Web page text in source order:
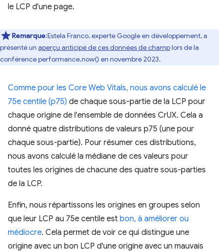
le LCP d'une page.
Remarque:Estela Franco, experte Google en développement, a
présenté un aperçu anticipé de ces données de champlors de la
conférence performance.now() en novembre 2023.
Comme pour les Core Web Vitals, nous avons calculé le
75e centile (p75) de chaque sous-partie de la LCP pour
chaque origine de l'ensemble de données CrUX. Cela a
donné quatre distributions de valeurs p75 (une pour
chaque sous-partie). Pour résumer ces distributions,
nous avons calculé la médiane de ces valeurs pour
toutes les origines de chacune des quatre sous-parties
de la LCP.
Enfin, nous répartissons les origines en groupes selon
que leur LCP au 75e centile est bon, à améliorer ou
médiocre. Cela permet de voir ce qui distingue une
origine avec un bon LCP d'une origine avec un mauvais